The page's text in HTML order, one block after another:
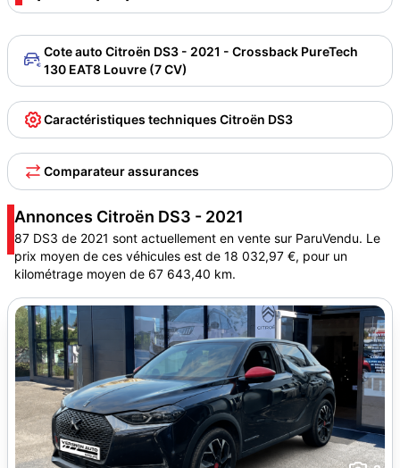
Cote auto Citroën DS3 - 2021 - Crossback PureTech
130 EAT8 Louvre (7 CV)
Caractéristiques techniques Citroën DS3
Comparateur assurances
Annonces Citroën DS3 - 2021
87 DS3 de 2021 sont actuellement en vente sur ParuVendu. Le
prix moyen de ces véhicules est de 18 032,97 €, pour un
kilométrage moyen de 67 643,40 km.